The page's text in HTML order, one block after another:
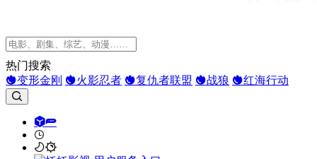
热门搜索
变形金刚
火影忍者 复仇者联盟 战狼 红海行动